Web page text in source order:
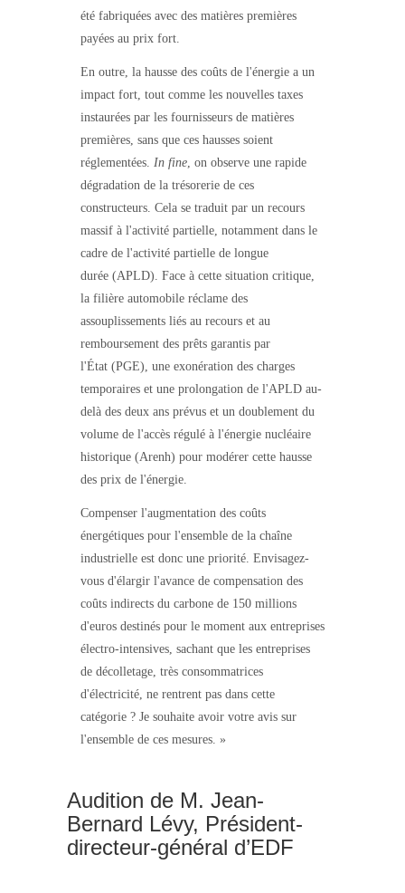
été fabriquées avec des matières premières
payées au prix fort.
En outre, la hausse des coûts de l'énergie a un
impact fort, tout comme les nouvelles taxes
instaurées par les fournisseurs de matières
premières, sans que ces hausses soient
réglementées. In fine, on observe une rapide
dégradation de la trésorerie de ces
constructeurs. Cela se traduit par un recours
massif à l'activité partielle, notamment dans le
cadre de l'activité partielle de longue
durée (APLD). Face à cette situation critique,
la filière automobile réclame des
assouplissements liés au recours et au
remboursement des prêts garantis par
l'État (PGE), une exonération des charges
temporaires et une prolongation de l'APLD au-
delà des deux ans prévus et un doublement du
volume de l'accès régulé à l'énergie nucléaire
historique (Arenh) pour modérer cette hausse
des prix de l'énergie.
Compenser l'augmentation des coûts
énergétiques pour l'ensemble de la chaîne
industrielle est donc une priorité. Envisagez-
vous d'élargir l'avance de compensation des
coûts indirects du carbone de 150 millions
d'euros destinés pour le moment aux entreprises
électro-intensives, sachant que les entreprises
de décolletage, très consommatrices
d'électricité, ne rentrent pas dans cette
catégorie ? Je souhaite avoir votre avis sur
l'ensemble de ces mesures. »
Audition de M. Jean-
Bernard Lévy, Président-
directeur-général d’EDF